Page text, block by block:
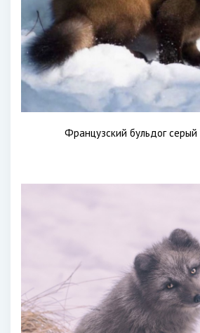
Французский бульдог серый